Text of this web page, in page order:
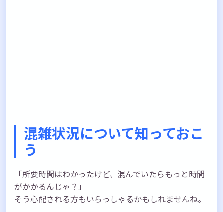
混雑状況について知っておこ
う
「所要時間はわかったけど、混んでいたらもっと時間
がかかるんじゃ？」
そう心配される方もいらっしゃるかもしれませんね。